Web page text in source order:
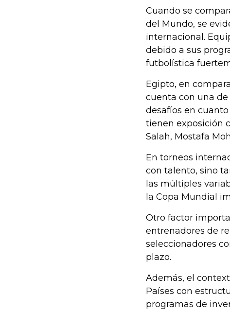
Cuando se
del Mundo, se
internacional.
debido a sus
futbolística
Egipto, en
cuenta con una
desafíos en
tienen exposición
Salah, Mostafa
En torneos
con talento, sino
las múltiples
la Copa Mundial
Otro factor
entrenadores de
seleccionadores
plazo.
Además, el
Países con
programas de